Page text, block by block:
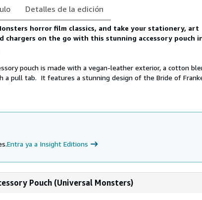
Detalles de la edición
horror film classics, and take your stationery, art
chargers on the go with this stunning accessory pouch
pouch is made with a vegan-leather exterior, a cotton
a pull tab. It features a stunning design of the Bride of
Entra ya a Insight Editions
Pouch (Universal Monsters)